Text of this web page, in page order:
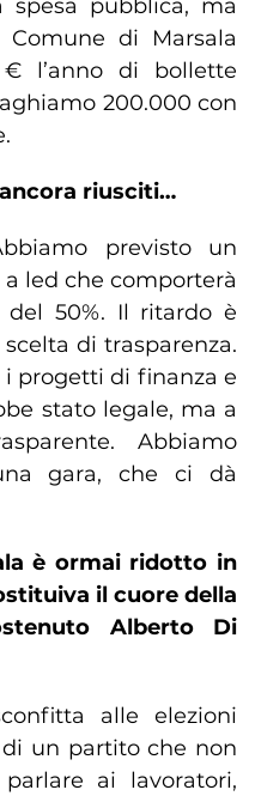
pubblica, ma
Comune di Marsala
l’anno di bollette
200.000 con
riusciti…
previsto un
led che comporterà
50%. Il ritardo è
di trasparenza.
i progetti di finanza e
stato legale, ma a
Abbiamo
gara, che ci dà
è ormai ridotto in
il cuore della
Alberto Di
alle elezioni
un partito che non
ai lavoratori,